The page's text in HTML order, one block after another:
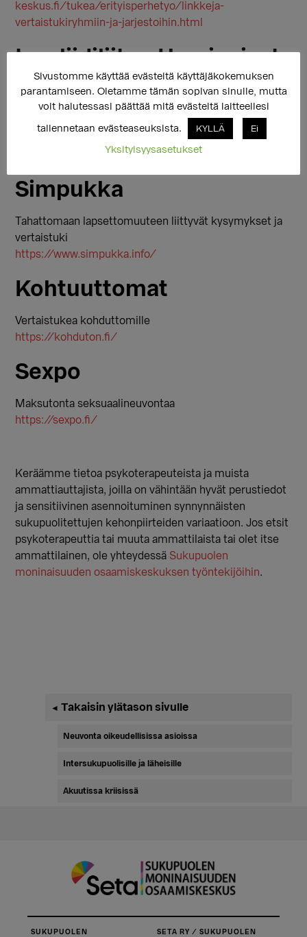
keskus.fi/tukea/erityisperhetyo/linkkeja-
vertaistukiryhmiin-ja-jarjestoihin.html
Invaliidiliiton Harvinaiset
-yksikkö
Neuvontaa ja vertaistukitoimintaa eri ikäryhmille
https://www.invalidiliitto.fi/toiminta/harvinaiset
https://www.facebook.com/harvinaisetyksikko/
Simpukka
Tahattomaan lapsettomuuteen liittyvät kysymykset ja
vertaistuki
https://www.simpukka.info/
Kohtuuttomat
Vertaistukea kohduttomille
https://kohduton.fi/
Sexpo
Maksutonta seksuaalineuvontaa
https://sexpo.fi/
Keräämme tietoa psykoterapeuteista ja muista
ammattiauttajista, joilla on vähintään hyvät perustiedot
ja sensitiivinen asennoituminen synnynnäisten
sukupuolitettujen kehonpiirteiden variaatioon. Jos etsit
psykoterapeuttia tai muuta ammattilaista tai olet itse
ammattilainen, ole yhteydessä Sukupuolen
moninaisuuden osaamiskeskuksen työntekijöihin.
Ensisijainen
sivupalkki
◄ Takaisin ylätason sivulle
Neuvonta oikeudellisissa asioissa
Intersukupuolisille ja läheisille
Akuutissa kriisissä
SUKUPUOLEN
SETA RY / SUKUPUOLEN
Sivustomme käyttää evästeitä käyttäjäkokemuksen
parantamiseen. Oletamme tämän sopivan sinulle, mutta
voit halutessasi päättää mitä evästeitä laitteellesi
tallennetaan evästeaseuksista. KYLLÄ Ei
Yksityisyysasetukset